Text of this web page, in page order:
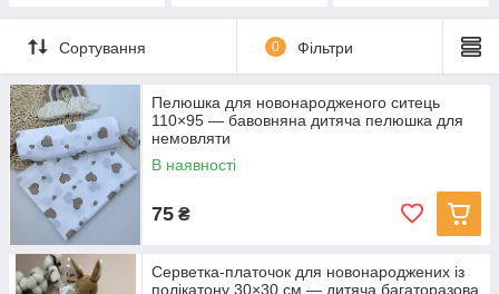
Сортування 0 Фільтри
Пелюшка для новонародженого ситець
110×95 — бавовняна дитяча пелюшка для
немовляти
В наявності
75 ₴
Серветка-платочок для новонароджених із
полікатону 30×30 см — дитяча багаторазова